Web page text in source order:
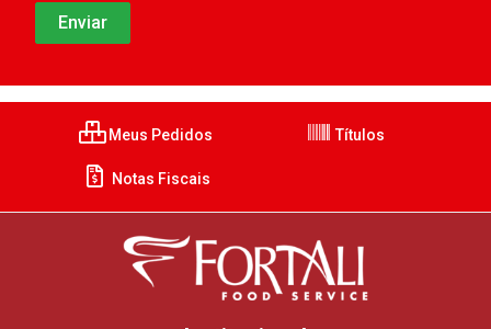
Meus Pedidos Títulos
Notas Fiscais